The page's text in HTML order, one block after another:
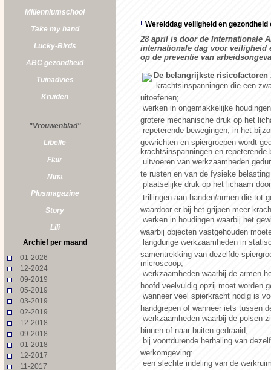
Millenniumschool
Take my hand
Lucky-Birds
ABC gezondheid
Tuinadvies
Kruiden
"Vrouwenblad"
Libelle
Flair
Nina
Plusmagazine
Story
Lili
Archief per maand
01-2026
12-2024
09-2019
05-2019
03-2019
02-2019
12-2018
09-2018
01-2018
12-2017
11-2017
Werelddag veiligheid en gezondheid
28 april is door de Internationale
internationale dag voor veiligheid
op de preventie van
De belangrijkste risicofactoren
 krachtsinspanningen die een
uitoefenen;
 werken in ongemakkelijke
grotere mechanische druk op het
 repeterende bewegingen, in het
gewrichten en spiergroepen wordt
krachtsinspanningen en repeterende
 uitvoeren van werkzaamheden
te rusten en van de fysieke
 plaatselijke druk op het lichaam
 trillingen aan handen/armen die
waardoor er bij het grijpen meer
 werken in houdingen waarbij het
waarbij objecten vastgehouden
 langdurige werkzaamheden in
samentrekking van dezelfde
microscoop;
 werkzaamheden waarbij de armen
hoofd veelvuldig opzij moet worden
 wanneer veel spierkracht nodig is
handgrepen of wanneer iets tussen
 werkzaamheden waarbij de
binnen of naar buiten gedraaid;
 bij voortdurende herhaling van
werkomgeving:
 een slechte indeling van de